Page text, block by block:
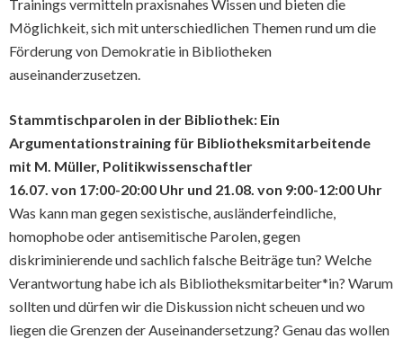
Trainings vermitteln praxisnahes Wissen und bieten die
Möglichkeit, sich mit unterschiedlichen Themen rund um die
Förderung von Demokratie in Bibliotheken
auseinanderzusetzen.
Stammtischparolen in der Bibliothek: Ein
Argumentationstraining für Bibliotheksmitarbeitende
mit M. Müller, Politikwissenschaftler
16.07. von 17:00-20:00 Uhr und 21.08. von 9:00-12:00 Uhr
Was kann man gegen sexistische, ausländerfeindliche,
homophobe oder antisemitische Parolen, gegen
diskriminierende und sachlich falsche Beiträge tun? Welche
Verantwortung habe ich als Bibliotheksmitarbeiter*in? Warum
sollten und dürfen wir die Diskussion nicht scheuen und wo
liegen die Grenzen der Auseinandersetzung? Genau das wollen